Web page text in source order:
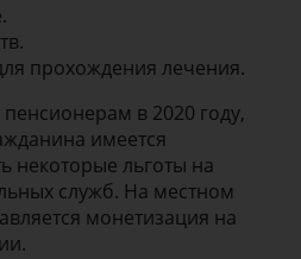
прохождения лечения.
пенсионерам в 2020 году,
имеется
некоторые льготы на
служб. На местном
монетизация на